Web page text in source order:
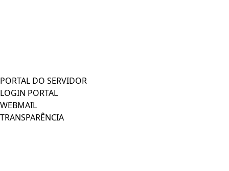
PORTAL DO SERVIDOR
LOGIN PORTAL
WEBMAIL
TRANSPARÊNCIA